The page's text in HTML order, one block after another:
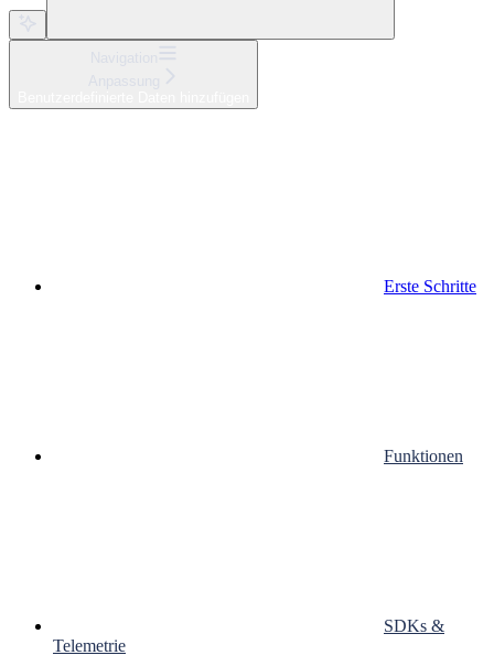
Erste Schritte
Funktionen
SDKs &
Telemetrie